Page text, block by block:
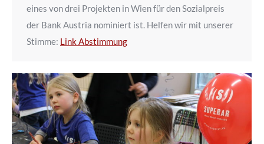
eines von drei Projekten in Wien für den Sozialpreis
der Bank Austria nominiert ist. Helfen wir mit unserer
Stimme: Link Abstimmung